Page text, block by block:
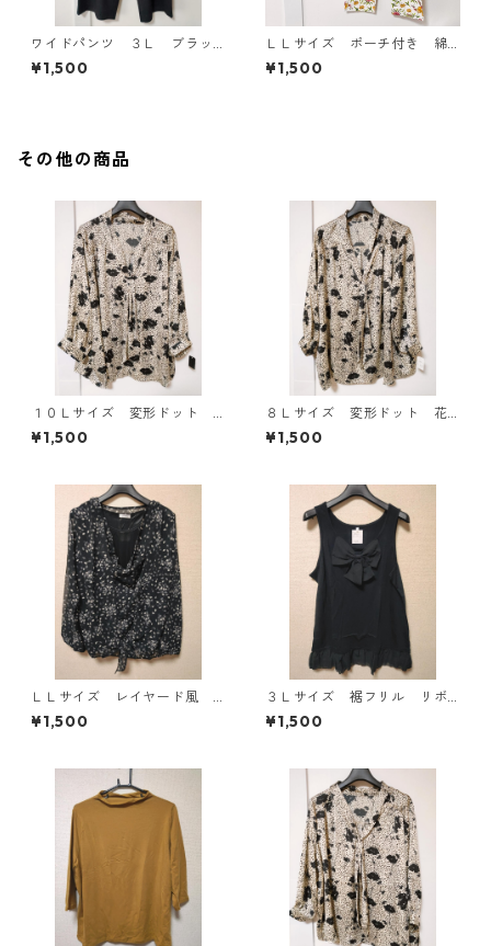
ワイドパンツ ３Ｌ ブラッ
ク KAE-4697
¥1,500
ＬＬサイズ ポーチ付き 綿
１００％ 花柄 トラベルパ
ジャマ ホワイト KAE-4578
¥1,500
その他の商品
１０Ｌサイズ 変形ドット
花柄 ボウタイブラウス オ
フホワイト KAE-4771
¥1,500
８Ｌサイズ 変形ドット 花
柄 ボウタイブラウス オフ
ホワイト KAE-4767
¥1,500
ＬＬサイズ レイヤード風
シフォンブラウス ブラッ
ク KAE-4786
¥1,500
３Ｌサイズ 裾フリル リボ
ン付きタンクトップ ブラッ
ク KAE-4788
¥1,500